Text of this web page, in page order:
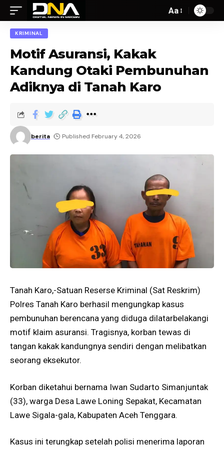
Aa
KRIMINAL
Motif Asuransi, Kakak
Kandung Otaki Pembunuhan
Adiknya di Tanah Karo
berita Published February 4, 2026
Tanah Karo,-Satuan Reserse Kriminal (Sat Reskrim)
Polres Tanah Karo berhasil mengungkap kasus
pembunuhan berencana yang diduga dilatarbelakangi
motif klaim asuransi. Tragisnya, korban tewas di
tangan kakak kandungnya sendiri dengan melibatkan
seorang eksekutor.
Korban diketahui bernama Iwan Sudarto Simanjuntak
(33), warga Desa Lawe Loning Sepakat, Kecamatan
Lawe Sigala-gala, Kabupaten Aceh Tenggara.
Kasus ini terungkap setelah polisi menerima laporan